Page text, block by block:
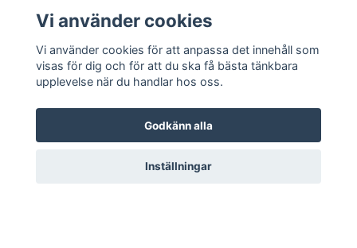
Kontakt
Varumärken
Prenumerera på vårt nyhetsbrev
Vi använder cookies
Vi använder cookies för att anpassa det innehåll som
visas för dig och för att du ska få bästa tänkbara
upplevelse när du handlar hos oss.
Godkänn alla
Inställningar